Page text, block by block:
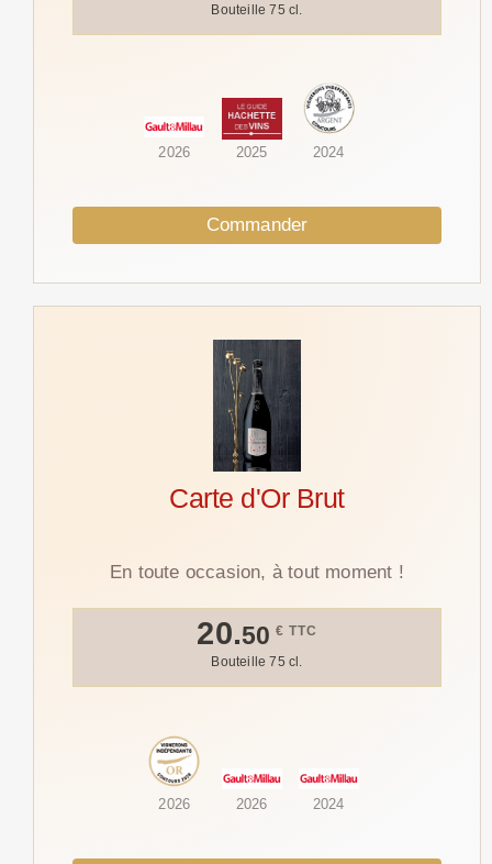
Bouteille 75 cl.
2026 2025 2024
Commander
Carte d'Or Brut
En toute occasion, à tout moment !
20.50 € TTC
Bouteille 75 cl.
2026 2026 2024